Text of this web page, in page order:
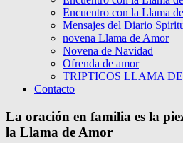
Encuentro con la Llama
Mensajes del Diario
novena Llama de Amor
Novena de Navidad
Ofrenda de amor
TRIPTICOS LLAMA
Contacto
La oración en familia es la
la Llama de Amor